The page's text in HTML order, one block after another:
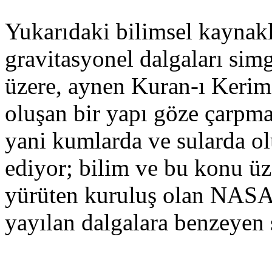
Yukarıdaki bilimsel
gravitasyonel dalgaları
üzere, aynen Kuran-ı
oluşan bir yapı göze
yani kumlarda ve sularda
ediyor; bilim ve bu konu
yürüten kuruluş olan
yayılan dalgalara